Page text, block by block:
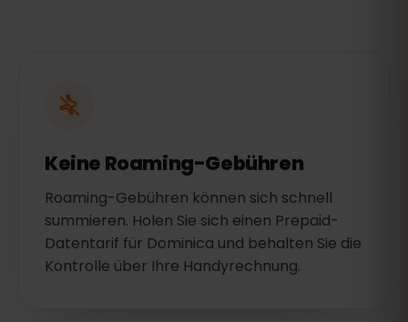
Keine Roaming-Gebühren
Roaming-Gebühren können sich schnell
summieren. Holen Sie sich einen Prepaid-
Datentarif für Dominica und behalten Sie die
Kontrolle über Ihre Handyrechnung.